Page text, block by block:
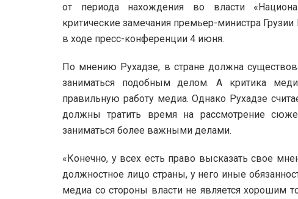
от периода нахождения во власти
критические замечания премьер-министра
в ходе пресс-конференции 4 июня.
По мнению Рухадзе, в стране должна
заниматься подобным делом. А критика
правильную работу медиа. Однако Рухадзе
должны тратить время на рассмотрение
заниматься более важными делами.
«Конечно, у всех есть право высказать свое
должностное лицо страны, у него иные
медиа со стороны власти не является хорошим